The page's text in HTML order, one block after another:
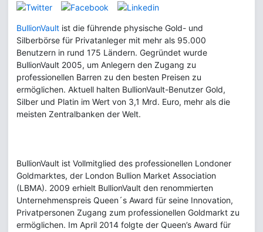
BullionVault ist die führende physische Gold- und
Silberbörse für Privatanleger mit mehr als 95.000
Benutzern in rund 175 Ländern. Gegründet wurde
BullionVault 2005, um Anlegern den Zugang zu
professionellen Barren zu den besten Preisen zu
ermöglichen. Aktuell halten BullionVault-Benutzer Gold,
Silber und Platin im Wert von 3,1 Mrd. Euro, mehr als die
meisten Zentralbanken der Welt.
BullionVault ist Vollmitglied des professionellen Londoner
Goldmarktes, der London Bullion Market Association
(LBMA). 2009 erhielt BullionVault den renommierten
Unternehmenspreis Queen´s Award für seine Innovation,
Privatpersonen Zugang zum professionellen Goldmarkt zu
ermöglichen. Im April 2014 folgte der Queen’s Award für